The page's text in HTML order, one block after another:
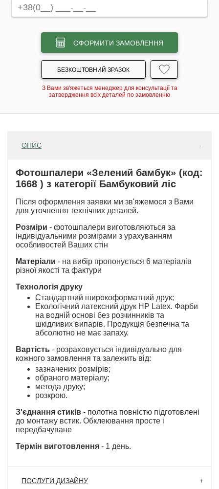
ОФОРМИТИ ЗАМОВЛЕННЯ
БЕЗКОШТОВНИЙ ЗРАЗОК
З Вами зв'яжеться менеджер для консультації та
затвердження всіх деталей по замовленню
ОПИС
Фотошпалери «Зелений бамбук» (код:
1668 ) з категорії Бамбуковий ліс
Після оформлення заявки ми зв'яжемося з Вами
для уточнення технічних деталей.
Розміри - фотошпалери виготовляються за
індивідуальними розмірами з урахуванням
особливостей Ваших стін
Матеріали - на вибір пропонується 6 матеріалів
різної якості та фактури
Технологія друку
Стандартний широкоформатний друк;
Екологічний латексний друк HP Latex. Фарби
на водній основі без розчинників та
шкідливих випарів. Продукція безпечна та
абсолютно не має запаху.
Вартість - розраховується індивідуально для
кожного замовлення та залежить від:
зазначених розмірів;
обраного матеріалу;
метода друку;
розкрою.
З'єднання стиків - полотна повністю підготовлені
до монтажу встик. Обклеювання просте і
передбачуване
Термін виготовлення - 1 день.
ПОСЛУГИ ДИЗАЙНУ